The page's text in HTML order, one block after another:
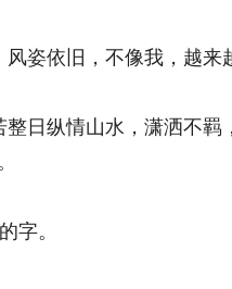
姿依旧，不像我，越来
日纵情山水，潇洒不羁
字。